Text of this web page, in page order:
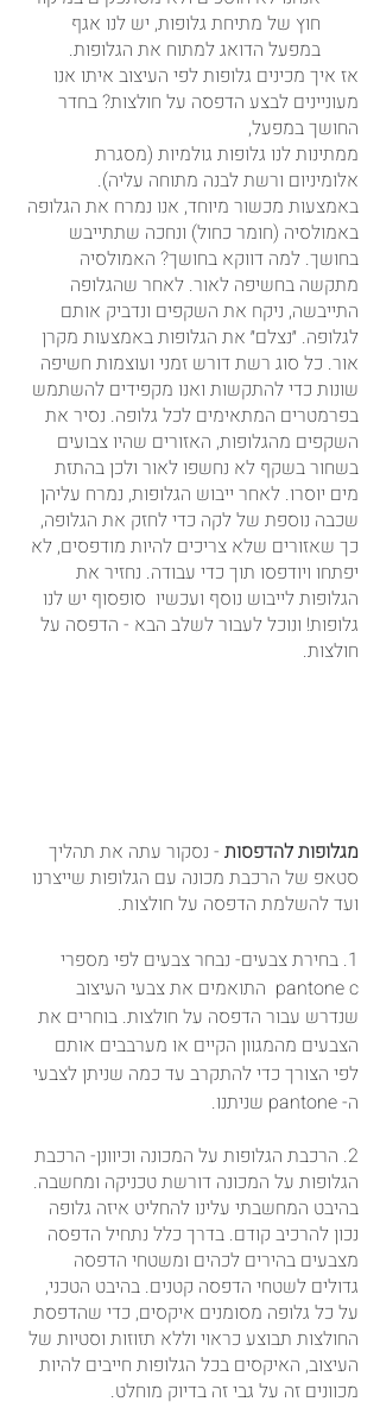
חוץ של מתיחת גלופות, יש לנו אגף
במפעל הדואג למתוח את הגלופות.
אז איך מכינים גלופות לפי העיצוב איתו אנו
מעוניינים לבצע הדפסה על חולצות? בחדר
החושך במפעל,
ממתינות לנו גלופות גולמיות (מסגרת
אלומיניום ורשת לבנה מתוחה עליה).
באמצעות מכשור מיוחד, אנו נמרח את הגלופה
באמולסיה (חומר כחול) ונחכה שתתייבש
בחושך. למה דווקא בחושך? האמולסיה
מתקשה בחשיפה לאור. לאחר שהגלופה
התייבשה, ניקח את השקפים ונדביק אותם
לגלופה. ״נצלם״ את הגלופות באמצעות מקרן
אור. כל סוג רשת דורש זמני ועוצמות חשיפה
שונות כדי להתקשות ואנו מקפידים להשתמש
בפרמטרים המתאימים לכל גלופה. נסיר את
השקפים מהגלופות, האזורים שהיו צבועים
בשחור בשקף לא נחשפו לאור ולכן בהתזת
מים יוסרו. לאחר ייבוש הגלופות, נמרח עליהן
שכבה נוספת של לקה כדי לחזק את הגלופה,
כך שאזורים שלא צריכים להיות מודפסים, לא
יפתחו ויודפסו תוך כדי עבודה. נחזיר את
הגלופות לייבוש נוסף ועכשיו  סופסוף יש לנו
גלופות! ונוכל לעבור לשלב הבא - הדפסה על
חולצות.
מגלופות להדפסות - נסקור עתה את תהליך
סטאפ של הרכבת מכונה עם הגלופות שייצרנו
ועד להשלמת הדפסה על חולצות.
1. בחירת צבעים- נבחר צבעים לפי מספרי
pantone c  התואמים את צבעי העיצוב
שנדרש עבור הדפסה על חולצות. בוחרים את
הצבעים מהמגוון הקיים או מערבבים אותם
לפי הצורך כדי להתקרב עד כמה שניתן לצבעי
ה- pantone שניתנו.
2. הרכבת הגלופות על המכונה וכיוונן- הרכבת
הגלופות על המכונה דורשת טכניקה ומחשבה.
בהיבט המחשבתי עלינו להחליט איזה גלופה
נכון להרכיב קודם. בדרך כלל נתחיל הדפסה
מצבעים בהירים לכהים ומשטחי הדפסה
גדולים לשטחי הדפסה קטנים. בהיבט הטכני,
על כל גלופה מסומנים איקסים, כדי שהדפסת
החולצות תבוצע כראוי וללא תזוזות וסטיות של
העיצוב, האיקסים בכל הגלופות חייבים להיות
מכוונים זה על גבי זה בדיוק מוחלט.